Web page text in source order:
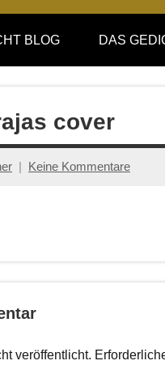
BLOG DAS
cover
Keine Kommentare
veröffentlicht.